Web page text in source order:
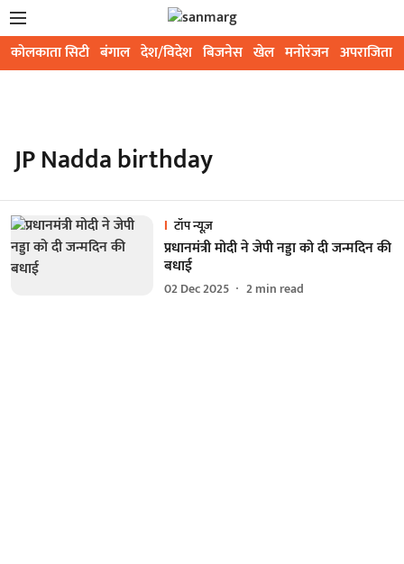
कोलकाता सिटी बंगाल देश/विदेश बिजनेस खेल मनोरंजन अपराजिता
JP Nadda birthday
टॉप न्यूज़
प्रधानमंत्री मोदी ने जेपी नड्डा को दी जन्मदिन की
बधाई
02 Dec 2025 2min read